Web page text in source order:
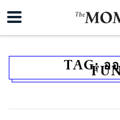
TAG:อ